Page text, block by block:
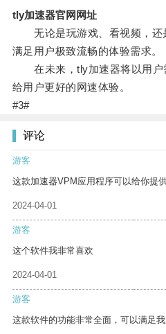
tly加速器官网网址
无论是玩游戏、看视频，还
满足用户极致流畅的体验需求。
在未来，tly加速器将以用户
给用户更好的网速体验。
#3#
评论
游客
这款加速器VPM应用程序可以给你提
2024-04-01
游客
这个软件我非常喜欢
2024-04-01
游客
这款软件的功能非常全面，可以满足我